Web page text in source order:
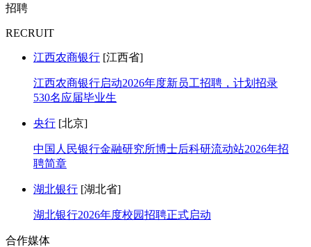
招聘
RECRUIT
江西农商银行 [江西省]
江西农商银行启动2026年度新员工招聘，计划招录
530名应届毕业生
央行 [北京]
中国人民银行金融研究所博士后科研流动站2026年招
聘简章
湖北银行 [湖北省]
湖北银行2026年度校园招聘正式启动
合作媒体